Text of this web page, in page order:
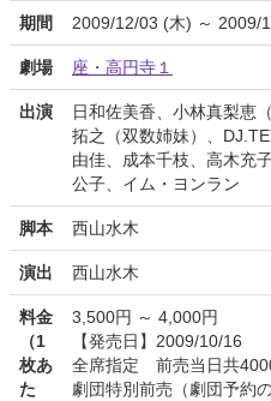
期間 2009/12/03 (木) ～ 2009/
劇場 座・高円寺１
出演
日和佐美香、小林真梨恵
拓之（双数姉妹）、
由佳、成本千枝、高木充
公子、イム・ヨンラン
脚本 西山水木
演出 西山水木
料金
（1
枚あ
た
3,500円 ～ 4,000円
【発売日】2009/10/16
全席指定 前売当日共
劇団特別前売（劇団予約